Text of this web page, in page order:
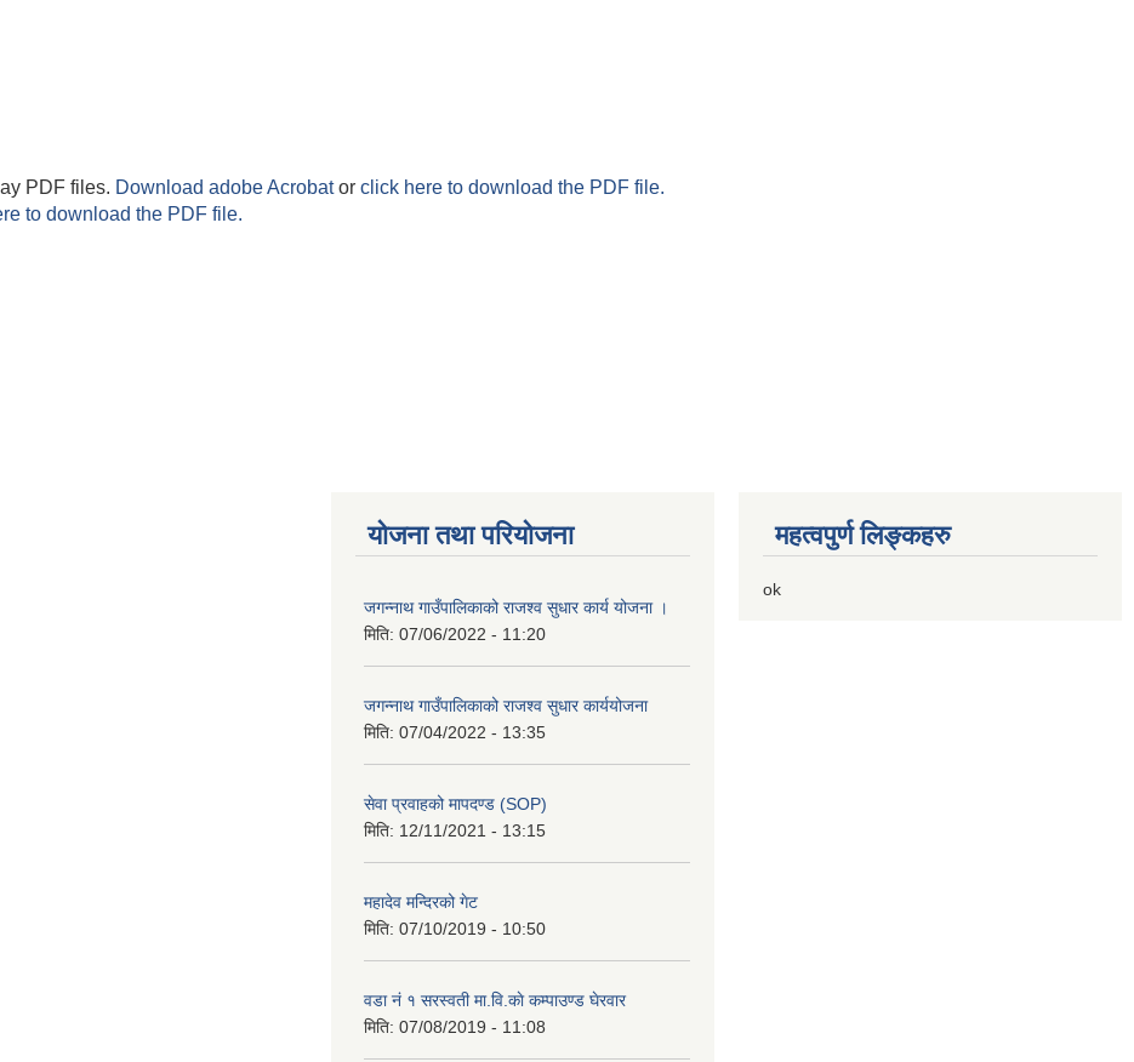
PDF files. Download adobe Acrobator click here to download the PDF file.
to download the PDF file.
योजना तथा परियोजना
जगन्नाथ गाउँपालिकाको राजश्व सुधार कार्य योजना ।
मिति: 07/06/2022 - 11:20
जगन्नाथ गाउँपालिकाको राजश्व सुधार कार्ययोजना
मिति: 07/04/2022 - 13:35
सेवा प्रवाहको मापदण्ड (SOP)
मिति: 12/11/2021 - 13:15
महादेव मन्दिरको गेट
मिति: 07/10/2019 - 10:50
वडा नं १ सरस्वती मा.वि.काे कम्पाउण्ड घेरवार
मिति: 07/08/2019 - 11:08
महत्वपुर्ण लिङ्कहरु
ok